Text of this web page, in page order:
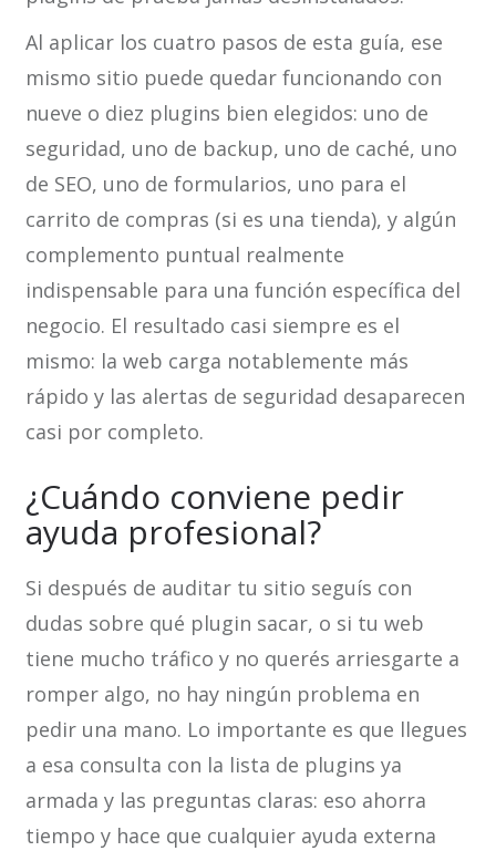
Al aplicar los cuatro pasos de esta guía, ese
mismo sitio puede quedar funcionando con
nueve o diez plugins bien elegidos: uno de
seguridad, uno de backup, uno de caché, uno
de SEO, uno de formularios, uno para el
carrito de compras (si es una tienda), y algún
complemento puntual realmente
indispensable para una función específica del
negocio. El resultado casi siempre es el
mismo: la web carga notablemente más
rápido y las alertas de seguridad desaparecen
casi por completo.
¿Cuándo conviene pedir
ayuda profesional?
Si después de auditar tu sitio seguís con
dudas sobre qué plugin sacar, o si tu web
tiene mucho tráfico y no querés arriesgarte a
romper algo, no hay ningún problema en
pedir una mano. Lo importante es que llegues
a esa consulta con la lista de plugins ya
armada y las preguntas claras: eso ahorra
tiempo y hace que cualquier ayuda externa